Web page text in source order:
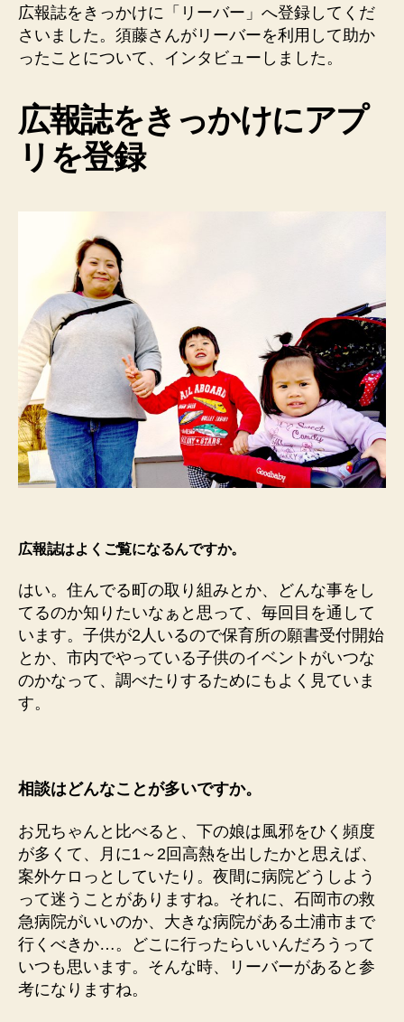
広報誌をきっかけに「リーバー」へ登録してくだ
さいました。須藤さんがリーバーを利用して助か
ったことについて、インタビューしました。
広報誌をきっかけにアプ
リを登録
広報誌はよくご覧になるんですか。
はい。住んでる町の取り組みとか、どんな事をし
てるのか知りたいなぁと思って、毎回目を通して
います。子供が2人いるので保育所の願書受付開始
とか、市内でやっている子供のイベントがいつな
のかなって、調べたりするためにもよく見ていま
す。
相談はどんなことが多いですか。
お兄ちゃんと比べると、下の娘は風邪をひく頻度
が多くて、月に1～2回高熱を出したかと思えば、
案外ケロっとしていたり。夜間に病院どうしよう
って迷うことがありますね。それに、石岡市の救
急病院がいいのか、大きな病院がある土浦市まで
行くべきか…。
どこに行ったらいいんだろうって
いつも思います。そんな時、リーバーがあると参
考になり ますね。